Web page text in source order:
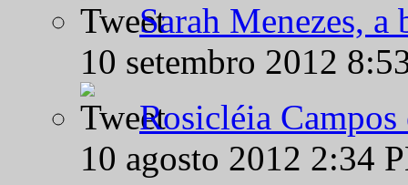
Sarah Menezes,
10 setembro 2012
Rosicléia
10 agosto 2012 2:34